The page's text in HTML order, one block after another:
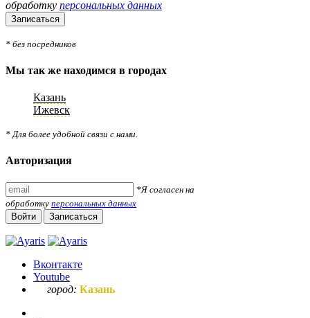
обработку персональных данных
Записаться
* без посредников
Мы так же находимся в городах
Казань
Ижевск
* Для более удобной связи с нами.
Авторизация
*Я согласен на
обработку персональных данных
Войти
Записаться
Вконтакте
Youtube
город: Казань